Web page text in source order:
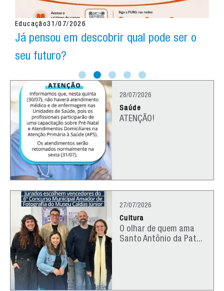
Saúde31/07/2026
Unidade Móvel no Interior
28/07/2026
Saúde
ATENÇÃO!
27/07/2026
Cultura
O olhar de quem ama
Santo Antônio da Pat...